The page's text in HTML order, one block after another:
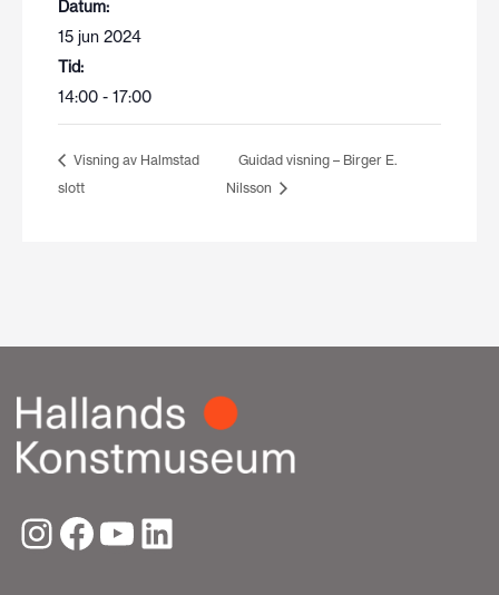
Datum:
15 jun 2024
Tid:
14:00 - 17:00
Visning av Halmstad
slott
Guidad visning – Birger E.
Nilsson